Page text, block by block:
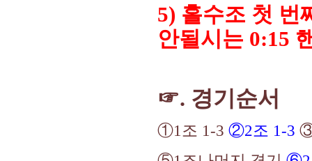
5) 홀수조 첫 번
안될시는 0:15
☞. 경기순서
①1조 1-3 ②2조 1-3